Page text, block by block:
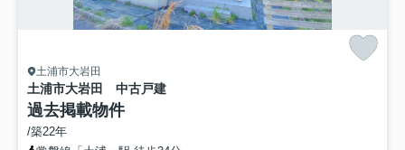
土浦市大岩田
土浦市大岩田 中古戸建
過去掲載物件
/築22年